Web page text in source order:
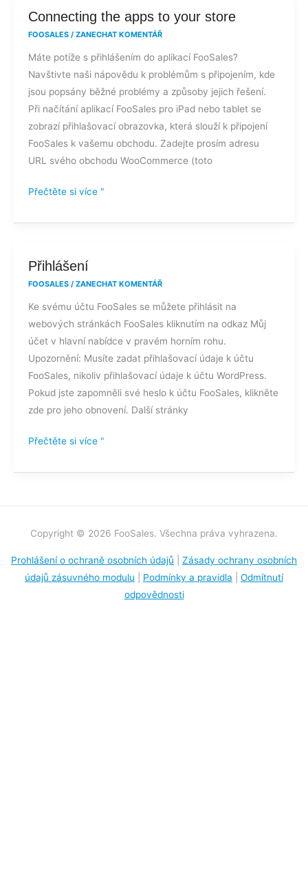
Connecting the apps to your store
FOOSALES / ZANECHAT KOMENTÁŘ
Máte potíže s přihlášením do aplikací FooSales?
Navštivte naši nápovědu k problémům s připojením, kde
jsou popsány běžné problémy a způsoby jejich řešení.
Při načítání aplikací FooSales pro iPad nebo tablet se
zobrazí přihlašovací obrazovka, která slouží k připojení
FooSales k vašemu obchodu. Zadejte prosím adresu
URL svého obchodu WooCommerce (toto
Connecting
the
store
Přečtěte si více "
Přihlášení
FOOSALES / ZANECHAT KOMENTÁŘ
Ke svému účtu FooSales se můžete přihlásit na
webových stránkách FooSales kliknutím na odkaz Můj
účet v hlavní nabídce v pravém horním rohu.
Upozornění: Musíte zadat přihlašovací údaje k účtu
FooSales, nikoliv přihlašovací údaje k účtu WordPress.
Pokud jste zapomněli své heslo k účtu FooSales, klikněte
zde pro jeho obnovení. Další stránky
Přihlášení
Přečtěte si více "
Copyright © 2026 FooSales. Všechna práva vyhrazena.
Prohlášení o ochraně osobních údajů
Zásady ochrany osobních
údajů zásuvného modulu
Podmínky a pravidla
Odmítnutí
odpovědnosti